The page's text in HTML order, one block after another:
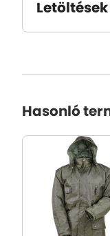
Letöltések
Hasonló